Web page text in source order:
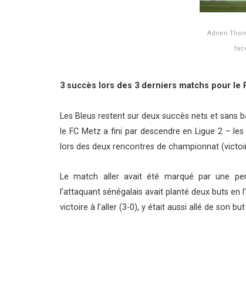
Adrien
3 succès lors des 3 derniers matchs pour le
Les Bleus restent sur deux succès nets et sans
le FC Metz a fini par descendre en Ligue 2 –
lors des deux rencontres de championnat
Le match aller avait été marqué par une
l’attaquant sénégalais avait planté deux buts
victoire à l’aller (3-0), y était aussi allé de son